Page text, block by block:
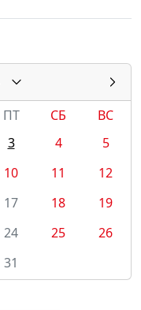
ПТ СБ
ВС
3 4
5
10 11
12
17 18
19
24 25
26
31